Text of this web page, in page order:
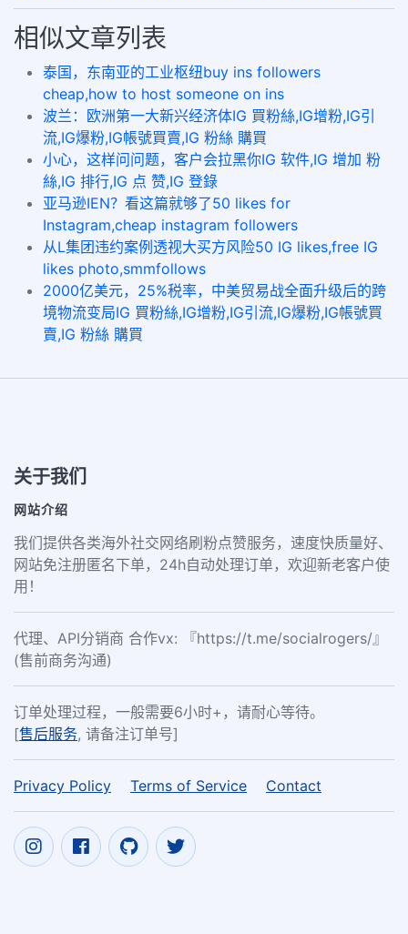
相似文章列表
泰国，东南亚的工业枢纽buy ins followers
cheap,how to host someone on ins
波兰：欧洲第一大新兴经济体IG 買粉絲,IG增粉,IG引
流,IG爆粉,IG帳號買賣,IG 粉絲 購買
小心，这样问问题，客户会拉黑你IG 软件,IG 增加 粉
絲,IG 排行,IG 点 赞,IG 登錄
亚马逊IEN？看这篇就够了50 likes for
Instagram,cheap instagram followers
从L集团违约案例透视大买方风险50 IG likes,free IG
likes photo,smmfollows
2000亿美元，25%税率，中美贸易战全面升级后的跨
境物流变局IG 買粉絲,IG增粉,IG引流,IG爆粉,IG帳號買
賣,IG 粉絲 購買
关于我们
网站介绍
我们提供各类海外社交网络刷粉点赞服务，速度快质量好、
网站免注册匿名下单，24h自动处理订单，欢迎新老客户使
用！
代理、API分销商 合作vx: 『https://t.me/socialrogers/』
(售前商务沟通)
订单处理过程，一般需要6小时+，请耐心等待。
[售后服务, 请备注订单号]
Privacy Policy Terms of Service Contact